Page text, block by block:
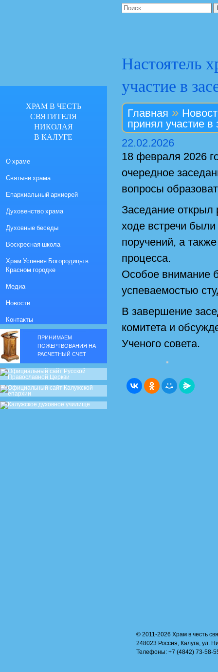
Настоятель
участие в
Главная »
принял участие в
22.02.2026
18 февраля 2026
очередное
вопросы
Заседание открыл
ходе встречи
поручений, а
процесса.
Особое внимание
успеваемостью
В завершение
комитета и
Ученого совета.
ХРАМ В ЧЕСТЬ
СВЯТИТЕЛЯ
НИКОЛАЯ
В КАЛУГЕ
О храме
Святыни храма
Епархиальный архиерей
Духовенство храма
Духовные беседы
Воскресная школа
Храм Успения Богородицы в
Красном городке
Медиа
Новости
Контакты
ПРИНИМАЕМ
ПОЖЕРТВОВАНИЯ НА
РАСЧЕТНЫЙ СЧЕТ
© 2011-2026 Храм в честь
248023 Россия, Калуга, ул.
Телефоны: +7 (4842) 73-58-